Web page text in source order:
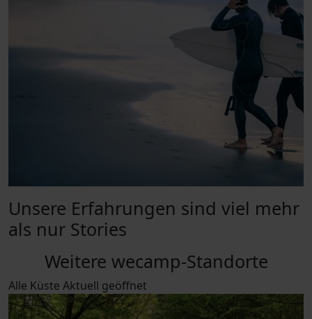
Unsere Erfahrungen sind viel mehr
als nur Stories
Weitere wecamp-Standorte
Alle Küste Aktuell geöffnet